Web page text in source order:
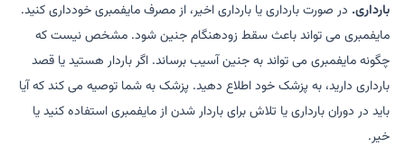
بارداری. در صورت بارداری یا بارداری اخیر، از مصرف مایفمبری خودداری کنید.
مایفمبری می تواند باعث سقط زودهنگام جنین شود. مشخص نیست که
چگونه مایفمبری می تواند به جنین آسیب برساند. اگر باردار هستید یا قصد
بارداری دارید، به پزشک خود اطلاع دهید. پزشک به شما توصیه می کند که آیا
باید در دوران بارداری یا تلاش برای باردار شدن از مایفمبری استفاده کنید یا
خیر.